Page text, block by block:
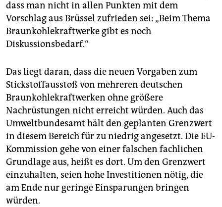
dass man nicht in allen Punkten mit dem
Vorschlag aus Brüssel zufrieden sei: „Beim Thema
Braunkohlekraftwerke gibt es noch
Diskussionsbedarf.“
Das liegt daran, dass die neuen Vorgaben zum
Stickstoffausstoß von mehreren deutschen
Braunkohlekraftwerken ohne größere
Nachrüstungen nicht erreicht würden. Auch das
Umweltbundesamt hält den geplanten Grenzwert
in diesem Bereich für zu niedrig angesetzt. Die EU-
Kommission gehe von einer falschen fachlichen
Grundlage aus, heißt es dort. Um den Grenzwert
einzuhalten, seien hohe Investitionen nötig, die
am Ende nur geringe Einsparungen bringen
würden.